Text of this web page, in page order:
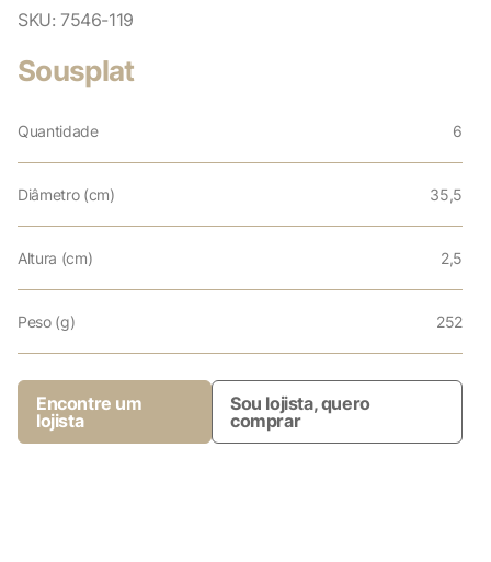
SKU: 7546-119
Sousplat
Quantidade 6
Diâmetro (cm) 35,5
Altura (cm) 2,5
Peso (g) 252
Encontre um
lojista
Sou lojista, quero
comprar